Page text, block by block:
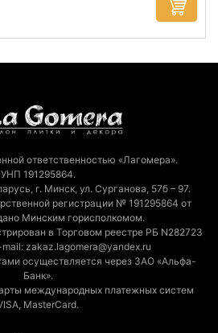
ответственностью «Лагомера».
УНП 191295864.
г. Минск, ул. Сурганова, 57б – 97.
регистрации № 191295864 от
Минским горисполкомом.
в Торговом реестре РБ N282723
zakaz.lagomera@yandex.ru
осуществляется через ЗАО «Альфа-
Банк».
международных платежных систем
MasterCard.